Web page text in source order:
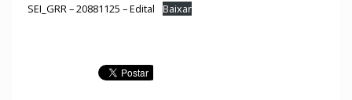
SEI_GRR – 20881125 – Edital Baixar